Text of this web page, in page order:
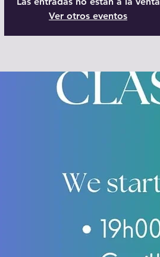
Ver otros eventos